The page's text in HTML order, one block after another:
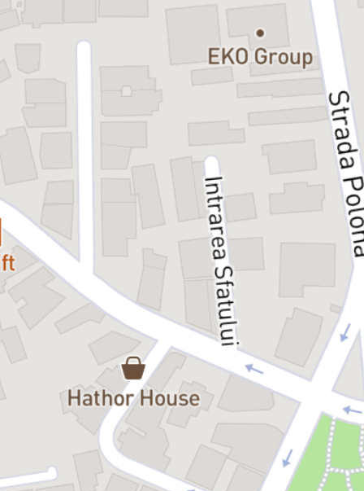
Spectacolul se adresează publicului cu vârsta de peste 16 ani.
Spectacolul conține scene cu limbaj licențios.
este o dramedie provocatoare și surprinzătoare, despre
vulnerabilitate și traume de familie.
Tolstoi spunea că fiecare familie e nefericită în felul ei. În noul
spectacol al Teatrului Bulandra, regizorul și dramaturgul Mimi
Brănescu ne invită, la rândul său, să explorăm, cu umor
incandescent și ironie, această poveste veche de când lumea – a
relațiilor familiale complicate și a firelor emoționale din trecut care
ajung să încâlcească prezentul.
Alături de personajele din Family.exe, pătrundem într-o sufragerie,
ca oricare alta, în care se intersectează reproșuri, traume, acuzații
și foarte multe emoții.
Însă atunci când fiecare dintre cei prezenți apasă pe butoanele
celuilalt, sistemul de operare familial începe să dea erori și să ruleze
secvențe care scot la iveală vechi probleme de comunicare,
mecanisme de gândire pre-instalate, neînțelegeri, amintiri stocate
greșit și alte disfuncționalități, pe care nici măcar hazul de necaz nu
pare să le mai remedieze.
Și-atunci poate că întregul „program” family.exe trebuie actualizat.